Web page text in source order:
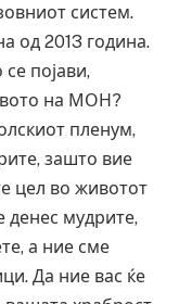
систем.
од 2013 година.
појави,
на МОН?
пленум,
зашто вие
цел во животот
денес мудрите,
а ние сме
Да ние вас ќе